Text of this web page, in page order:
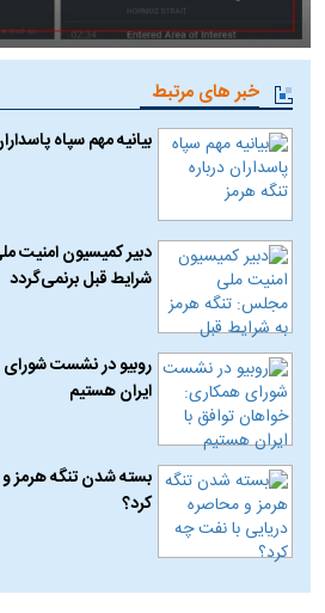
خبر های مرتبط
بیانیه مهم سپاه
دبیر کمیسیون امنیت
شرایط قبل برنمی‌گردد
روبیو در نشست
ایران هستیم
بسته شدن تنگه هرمز
کرد؟